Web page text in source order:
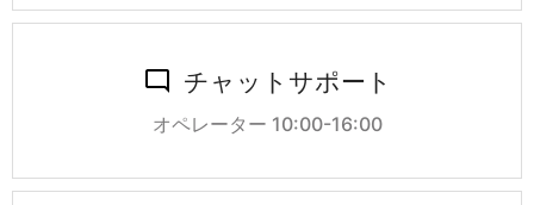
チャットサポート
オペレーター 10:00-16:00